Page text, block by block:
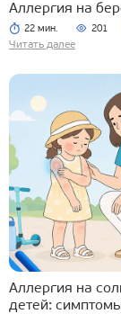
Аллергия на
22 мин. 201
Читать далее
Аллергия на
детей: